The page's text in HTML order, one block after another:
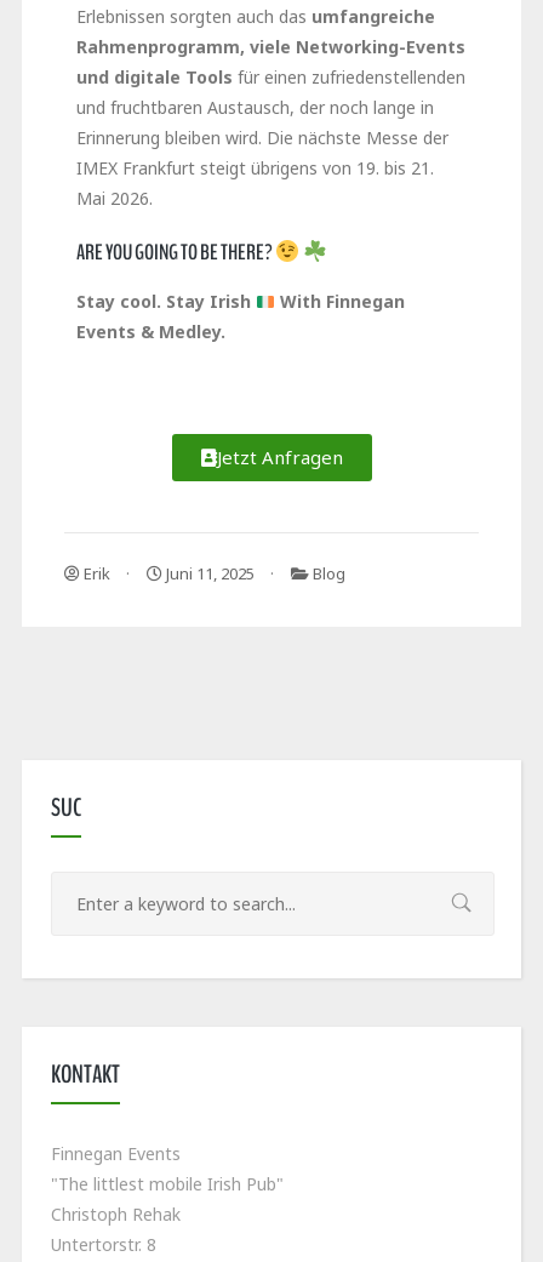
Erlebnissen sorgten auch das umfangreiche
Rahmenprogramm, viele Networking-Events
und digitale Tools für einen zufriedenstellenden
und fruchtbaren Austausch, der noch lange in
Erinnerung bleiben wird. Die nächste Messe der
IMEX Frankfurt steigt übrigens von 19. bis 21.
Mai 2026.
ARE YOU GOING TO BE THERE?
Stay cool. Stay Irish
With Finnegan
Events & Medley.
Jetzt Anfragen
Erik Juni 11, 2025 Blog
SUC
KONTAKT
Finnegan Events
"The littlest mobile Irish Pub"
Christoph Rehak
Untertorstr. 8